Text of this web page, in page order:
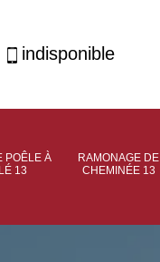
indisponible
POÊLE À
13
RAMONAGE DE
CHEMINÉE 13